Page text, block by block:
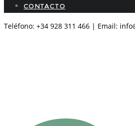
CONTACTO
Teléfono: +34 928 311 466 | Email: